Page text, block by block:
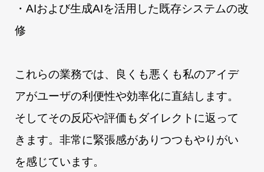
・AIおよび生成AIを活用した既存システムの改
修
これらの業務では、良くも悪くも私のアイデ
アがユーザの利便性や効率化に直結します。
そしてその反応や評価もダイレクトに返って
きます。非常に緊張感がありつつもやりがい
を感じています。